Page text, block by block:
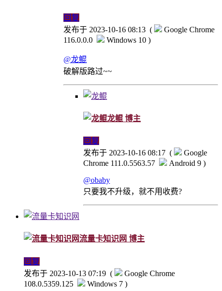
回复
发布于 2023-10-16 08:13 (
Google Chrome
116.0.0.0
Windows 10 )
@龙鲲
破解版路过~~
龙鲲 博主
回复
发布于 2023-10-16 08:17 (
Google
Chrome 111.0.5563.57
Android 9 )
@obaby
只要我不升级，就不用收费?
流量卡知识网 博主
回复
发布于 2023-10-13 07:19 (
Google Chrome
108.0.5359.125
Windows 7 )